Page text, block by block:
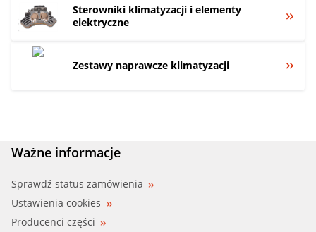
Sterowniki klimatyzacji i elementy
elektryczne
Zestawy naprawcze klimatyzacji
Ważne informacje
Sprawdź status zamówienia
Ustawienia cookies
Producenci części